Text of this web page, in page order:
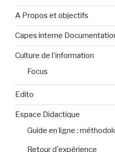
A Propos et objectifs
Capes interne
Culture de l'information
Focus
Edito
Espace Didactique
Guide en ligne :
Retour d'expérience